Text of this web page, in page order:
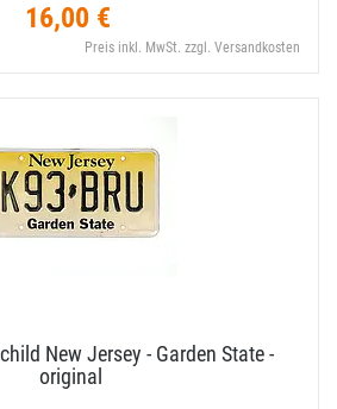
16,00 €
Preis inkl. MwSt. zzgl. Versandkosten
New Jersey - Garden State -
original